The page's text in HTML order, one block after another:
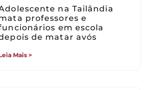
na Tailândia
professores e
em escola
de matar avós
Mais >